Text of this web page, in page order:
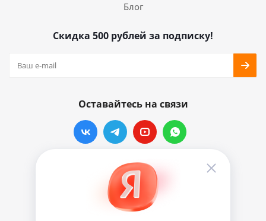
Блог
Скидка 500 рублей за подписку!
Оставайтесь на связи
Наши контакты
info@vinylmarkt.ru